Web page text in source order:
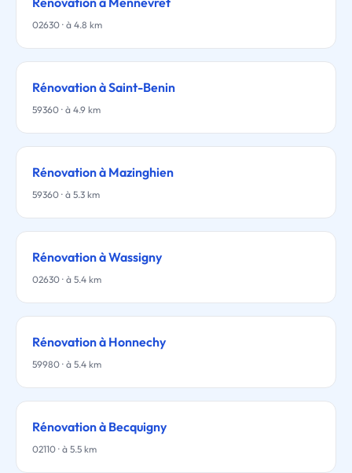
02630 · à 4.8 km
Rénovation à Saint-Benin
59360 · à 4.9 km
Rénovation à Mazinghien
59360 · à 5.3 km
Rénovation à Wassigny
02630 · à 5.4 km
Rénovation à Honnechy
59980 · à 5.4 km
Rénovation à Becquigny
02110 · à 5.5 km